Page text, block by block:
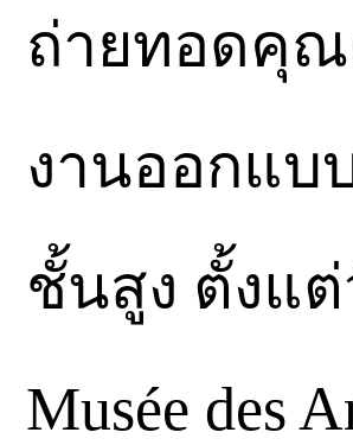
ถ่ายทอดคุ
งานออกแบ
ชั้นสูง ตั้งแ
Musée des